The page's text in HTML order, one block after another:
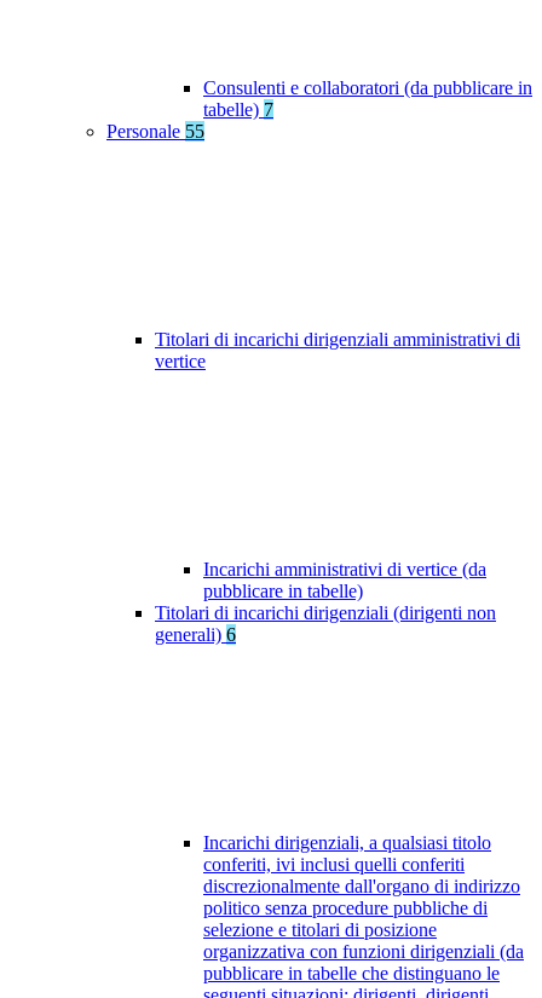
Consulenti e collaboratori (da pubblicare in
tabelle) 7
Personale 55
Titolari di incarichi dirigenziali amministrativi di
vertice
Incarichi amministrativi di vertice (da
pubblicare in tabelle)
Titolari di incarichi dirigenziali (dirigenti non
generali) 6
Incarichi dirigenziali, a qualsiasi titolo
conferiti, ivi inclusi quelli conferiti
discrezionalmente dall'organo di indirizzo
politico senza procedure pubbliche di
selezione e titolari di posizione
organizzativa con funzioni dirigenziali (da
pubblicare in tabelle che distinguano le